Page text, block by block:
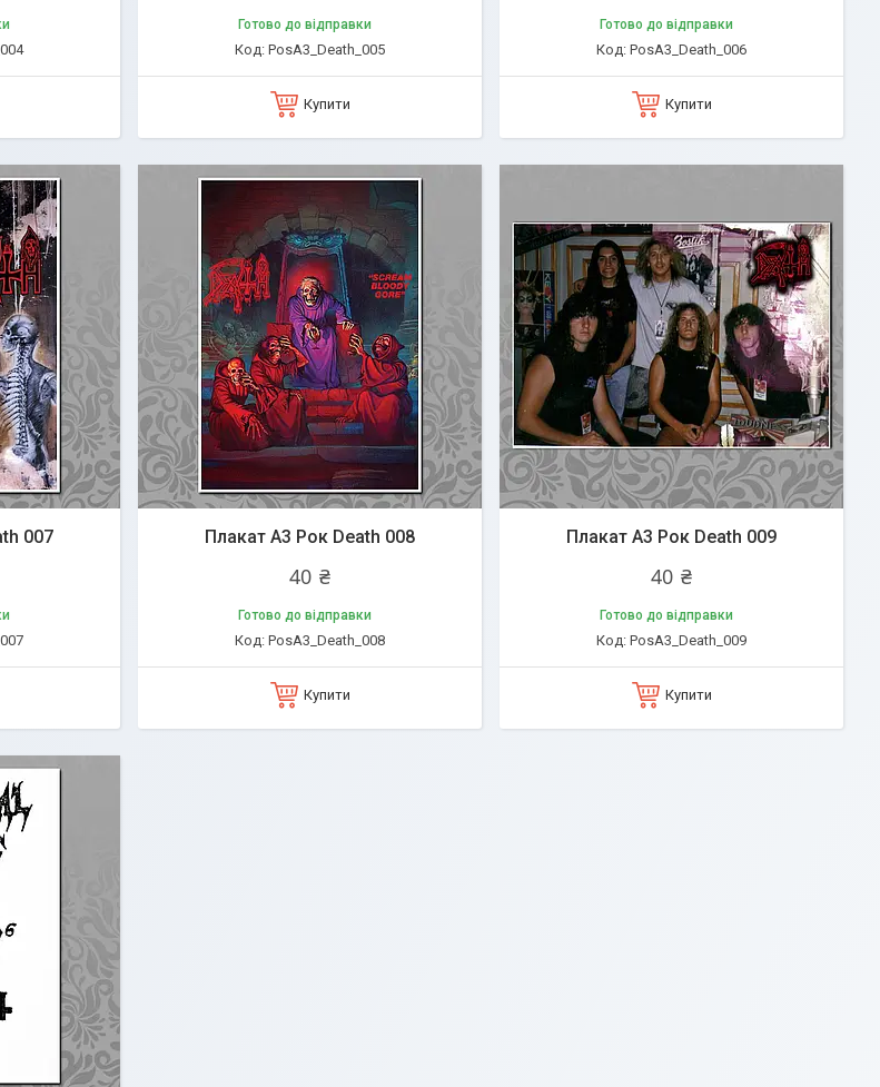
Готово до відправки
PosA3_Death_005
Купити
Готово до відправки
PosA3_Death_006
Купити
007 Плакат А3 Рок Death 008
40 ₴
Готово до відправки
PosA3_Death_008
Купити
Плакат А3 Рок Death 009
40 ₴
Готово до відправки
PosA3_Death_009
Купити